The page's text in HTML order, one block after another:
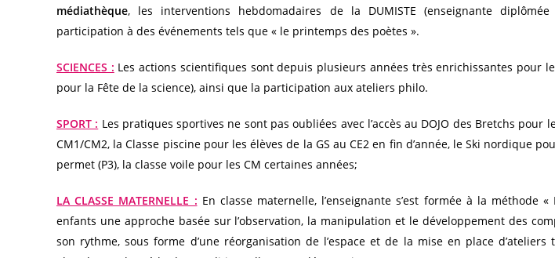
médiathèque, les interventions hebdomadaires de la DUMISTE (enseignante
participation à des événements tels que « le printemps des poètes ».
SCIENCES : Les actions scientifiques sont depuis plusieurs années très enrichissantes pour
pour la Fête de la science), ainsi que la participation aux ateliers philo.
SPORT : Les pratiques sportives ne sont pas oubliées avec l’accès au DOJO des Bretchs pour
CM1/CM2, la Classe piscine pour les élèves de la GS au CE2 en fin d’année, le Ski nordique
permet (P3), la classe voile pour les CM certaines années;
LA CLASSE MATERNELLE : En classe maternelle, l’enseignante s’est formée à la méthode
enfants une approche basée sur l’observation, la manipulation et le développement des
son rythme, sous forme d’une réorganisation de l’espace et de la mise en place